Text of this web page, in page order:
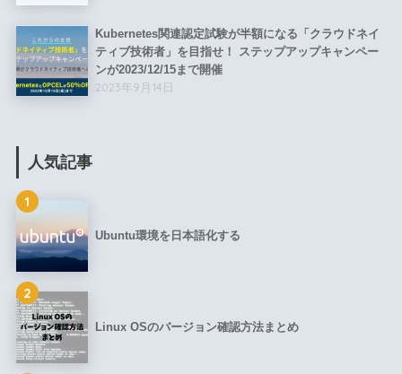
Kubernetes関連認定試験が半額になる「クラウドネイ
ティブ技術者」を目指せ！ ステップアップキャンペー
ンが2023/12/15まで開催
2023年9月14日
人気記事
1
Ubuntu環境を日本語化する
2
Linux OSのバージョン確認方法まとめ